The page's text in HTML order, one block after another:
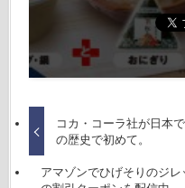
コカ・コーラ社が日本
の歴史で初めて。
アマゾンでひげそりのジ